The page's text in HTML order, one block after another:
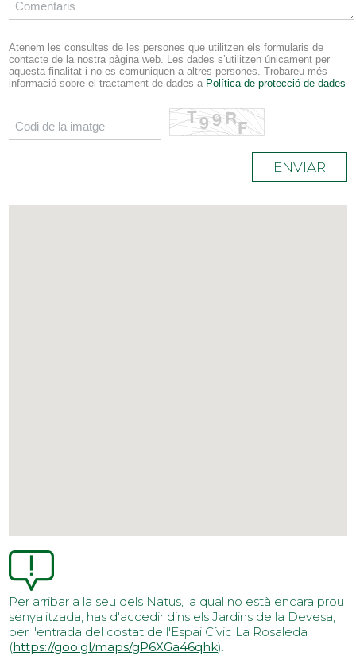
Atenem les consultes de les persones que utilitzen els formularis de
contacte de la nostra pàgina web. Les dades s’utilitzen únicament per
aquesta finalitat i no es comuniquen a altres persones. Trobareu més
informació sobre el tractament de dades a Política de protecció de dades
ENVIAR
Per arribar a la seu dels Natus, la qual no està encara prou
senyalitzada, has d'accedir dins els Jardins de la Devesa,
per l'entrada del costat de l'Espai Cívic La Rosaleda
(https://goo.gl/maps/gP6XGa46qhk).